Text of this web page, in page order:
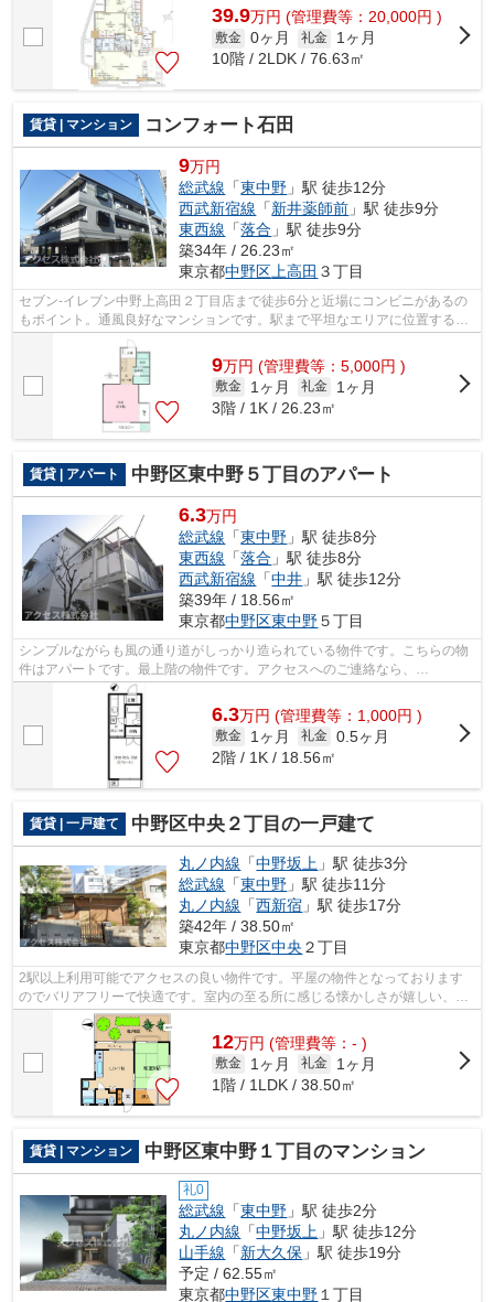
39.9万円 (管理費等：20,000円 )
敷金 0ヶ月 礼金
1ヶ月
10階 / 2LDK / 76.63㎡
賃貸 | マンション コンフォート石田
9万円
総武線 「東中野 」駅 徒歩12分
西武新宿線 「新井薬師前 」駅 徒歩9分
東西線 「落合 」駅 徒歩9分
築34年 / 26.23㎡
東京都中野区上高田 ３丁目
セブン-イレブン中野上高田２丁目店まで徒歩6分と近場にコンビニがあるの
もポイント。通風良好なマンションです。駅まで平坦なエリアに位置する物
9万円 (管理費等：5,000円 )
敷金 1ヶ月 礼金
1ヶ月
3階 / 1K / 26.23㎡
賃貸 | アパート 中野区東中野５丁目のアパート
6.3万円
総武線 「東中野 」駅 徒歩8分
東西線 「落合 」駅 徒歩8分
西武新宿線 「中井 」駅 徒歩12分
築39年 / 18.56㎡
東京都中野区東中野５丁目
シンプルながらも風の通り道がしっかり造られている物件です。こちらの物
件はアパートです。最上階の物件です。アクセスへのご連絡なら、
info@access-japan.tokyoから遠慮なくどうぞ。...
6.3万円 (管理費等：1,000円 )
敷金 1ヶ月 礼金 0.5ヶ月
2階 / 1K / 18.56㎡
賃貸 | 一戸建て 中野区中央２丁目の一戸建て
丸ノ内線 「中野坂上 」駅 徒歩3分
総武線 「東中野 」駅 徒歩11分
丸ノ内線 「西新宿 」駅 徒歩17分
築42年 / 38.50㎡
東京都中野区中央 ２丁目
2駅以上利用可能でアクセスの良い物件です。平屋の物件となっております
のでバリアフリーで快適です。室内の至る所に感じる懐かしさが嬉しい、レ
トロな物件です。
12万円 (管理費等：- )
敷金 1ヶ月 礼金
1ヶ月
1階 / 1LDK / 38.50㎡
賃貸 | マンション 中野区東中野１丁目のマンション
礼0
総武線 「東中野 」駅 徒歩2分
丸ノ内線 「中野坂上 」駅 徒歩12分
山手線 「新大久保 」駅 徒歩19分
予定 / 62.55㎡
東京都中野区東中野 １丁目